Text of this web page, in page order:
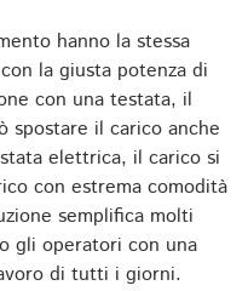
hanno la stessa
la giusta potenza di
con una testata, il
spostare il carico anche
elettrica, il carico si
con estrema comodità
semplifica molti
gli operatori con una
di tutti i giorni.